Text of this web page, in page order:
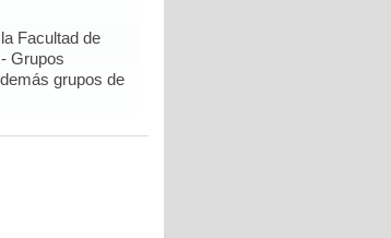
Facultad de
Grupos
grupos de